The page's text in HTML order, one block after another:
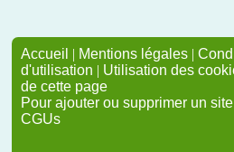
Accueil | Mentions légales |
d'utilisation | Utilisation des
de cette page
Pour ajouter ou supprimer un
CGUs